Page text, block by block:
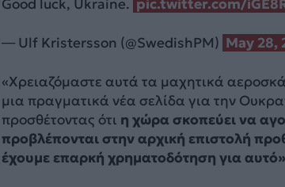
Good luck, Ukraine. pic.twitter.com/
— Ulf Kristersson (@SwedishPM) May 28,
«Χρειαζόμαστε αυτά τα μαχητικά
μια πραγματικά νέα σελίδα για την
προσθέτοντας ότι η χώρα σκοπεύει να
προβλέπονται στην αρχική επιστολή
έχουμε επαρκή χρηματοδότηση για